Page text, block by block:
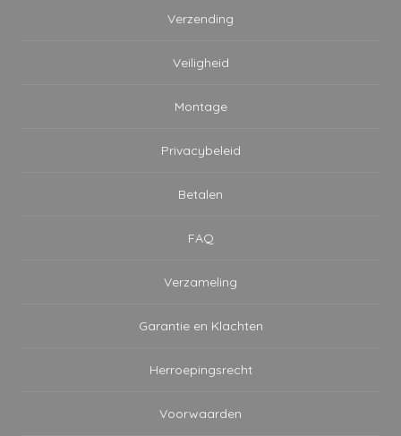
Verzending
Veiligheid
Montage
Privacybeleid
Betalen
FAQ
Verzameling
Garantie en Klachten
Herroepingsrecht
Voorwaarden